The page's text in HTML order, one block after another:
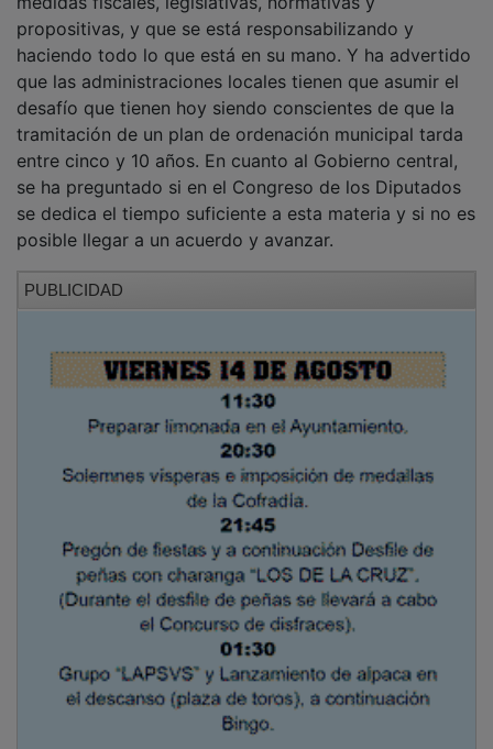
propositivas, y que se está responsabilizando y
haciendo todo lo que está en su mano. Y ha advertido
que las administraciones locales tienen que asumir el
desafío que tienen hoy siendo conscientes de que la
tramitación de un plan de ordenación municipal tarda
entre cinco y 10 años. En cuanto al Gobierno central,
se ha preguntado si en el Congreso de los Diputados
se dedica el tiempo suficiente a esta materia y si no es
posible llegar a un acuerdo y avanzar.